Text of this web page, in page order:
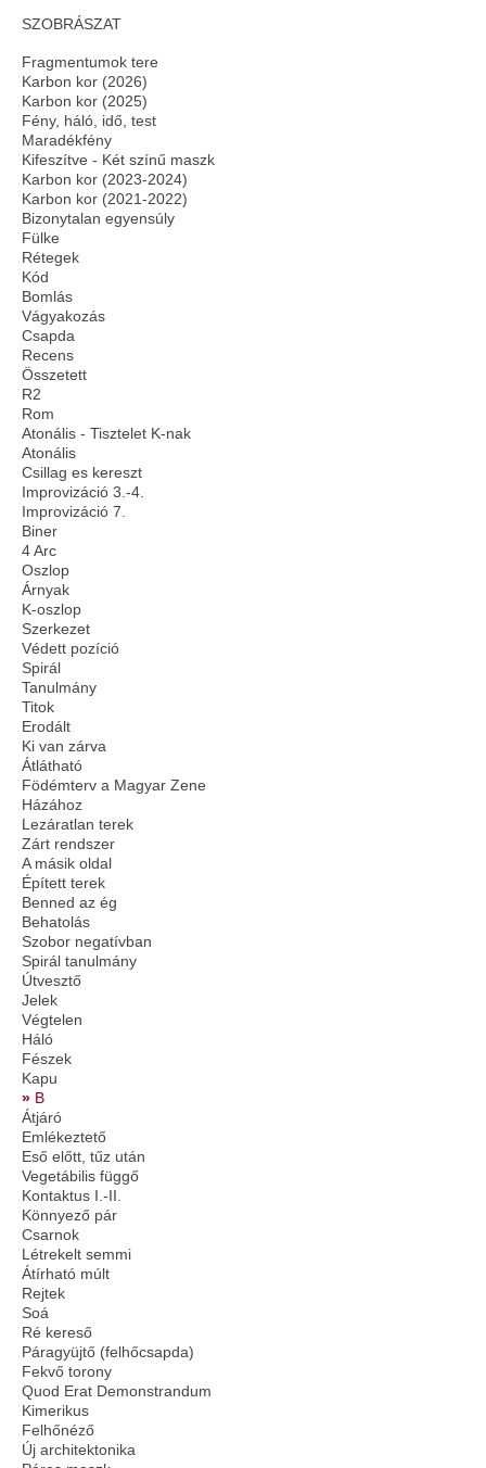
SZOBRÁSZAT
Fragmentumok tere
Karbon kor (2026)
Karbon kor (2025)
Fény, háló, idő, test
Maradékfény
Kifeszítve - Két színű maszk
Karbon kor (2023-2024)
Karbon kor (2021-2022)
Bizonytalan egyensúly
Fülke
Rétegek
Kód
Bomlás
Vágyakozás
Csapda
Recens
Összetett
R2
Rom
Atonális - Tisztelet K-nak
Atonális
Csillag es kereszt
Improvizáció 3.-4.
Improvizáció 7.
Biner
4 Arc
Oszlop
Árnyak
K-oszlop
Szerkezet
Védett pozíció
Spirál
Tanulmány
Titok
Erodált
Ki van zárva
Átlátható
Födémterv a Magyar Zene
Házához
Lezáratlan terek
Zárt rendszer
A másik oldal
Épített terek
Benned az ég
Behatolás
Szobor negatívban
Spirál tanulmány
Útvesztő
Jelek
Végtelen
Háló
Fészek
Kapu
B
Átjáró
Emlékeztető
Eső előtt, tűz után
Vegetábilis függő
Kontaktus I.-II.
Könnyező pár
Csarnok
Létrekelt semmi
Átírható múlt
Rejtek
Soá
Ré kereső
Páragyüjtő (felhőcsapda)
Fekvő torony
Quod Erat Demonstrandum
Kimerikus
Felhőnéző
Új architektonika